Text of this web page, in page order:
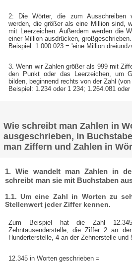
2: Die Wörter, die zum Ausschreiben
werden, die größer als eine Million sind,
mit Leerzeichen. Außerdem werden die
einer Million ausdrücken, großgeschrieben.
Beispiel: 1.000.023 = 'eine Million
3. Wenn wir Zahlen größer als 999 mit
den Punkt oder das Leerzeichen, um
bilden, beginnend rechts von der Zahl
Beispiel: 1.234 oder 1 234; 1.264.081 oder
Wie schreibt man Zahlen in
ausgeschrieben, in
man Ziffern und Zahlen in
1. Wie wandelt man Zahlen in
schreibt man sie mit Buchstaben
1.1. Um eine Zahl in Worten zu
Stellenwert jeder Ziffer kennen.
Zum Beispiel hat die Zahl
Zehntausenderstelle, die Ziffer 2 an
Hunderterstelle, 4 an der Zehnerstelle und
12.345 in Worten geschrieben =